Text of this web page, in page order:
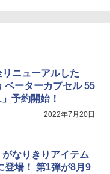
スケール 色分け済みプ
ニューアルした
ベーターカプセル 55
予約開始！
2022年7月20日
なりきりアイテム
登場！ 第1弾が8月9